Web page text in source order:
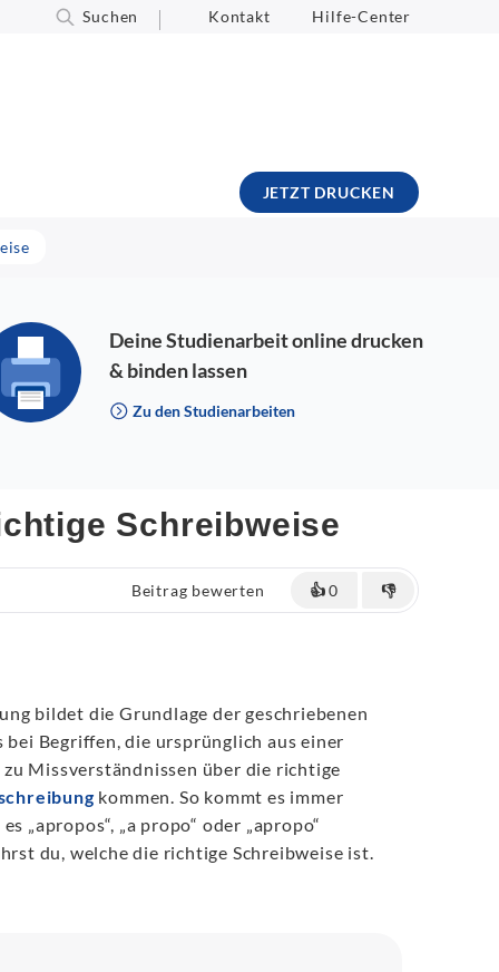
Suchen Kontakt Hilfe-Center
JETZT DRUCKEN
Deine Studienarbeit online drucken
& binden lassen
Zu den Studienarbeiten
Schreibweise
Beitrag bewerten 👍0 👎
bildet die Grundlage der geschriebenen
bei Begriffen, die ursprünglich aus einer
zu Missverständnissen über die richtige
kommen. So kommt es immer
„apropos“, „a propo“ oder „apropo“
du, welche die richtige Schreibweise ist.